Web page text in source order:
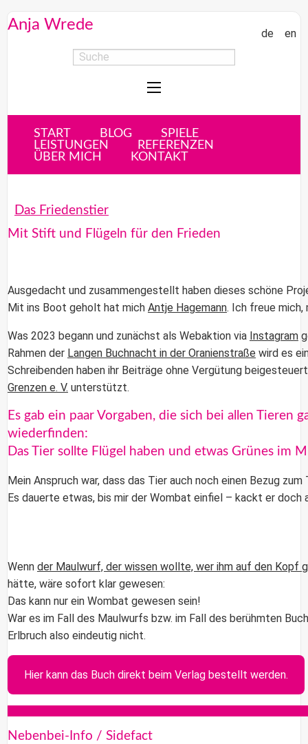
Anja Wrede de en
START BLOG
SPIELE
LEISTUNGEN
REFERENZEN
ÜBER MICH
KONTAKT
Das Friedenstier
Mit Stift und Flügeln für den Frieden
Ausgedacht und zusammengestellt haben dieses schöne
Mit ins Boot geholt hat mich Antje Hagemann. Ich freue mich,
Was 2023 begann und zunächst als Webaktion via Instagram
Rahmen der Langen Buchnacht in der Oranienstraße wird es
Schreibenden haben ihr Beiträge ohne Vergütung
Grenzen e. V. unterstützt.
Es gab ein paar Vorgaben, die sich bei allen Tieren
wiederfinden:
Das Tier sollte Flügel haben und etwas Grünes im
Mein Anspruch war, dass das Tier auch noch einen Bezug
Es dauerte etwas, bis mir der Wombat einfiel – kackt er doch
Wenn der Maulwurf, der wissen wollte, wer ihm auf den Kopf
hätte, wäre sofort klar gewesen:
Das kann nur ein Wombat gewesen sein!
War es im Fall des Maulwurfs bzw. im Fall des berühmten
Erlbruch also eindeutig nicht.
Hier kann das Buch direkt beim Verlag bestellt werden.
Nebenbei-Info / Sidefact